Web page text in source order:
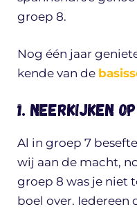
groep 8.
Nog één jaar
kende van de
1. Neerkijken
Al in groep 7
wij aan de macht,
groep 8 was je niet
boel over. Iedereen